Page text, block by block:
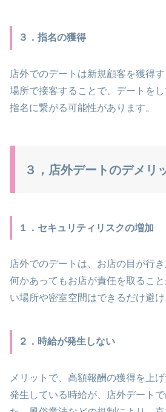
３．指名の獲得
店外でのデートは新規顧客を獲得
場所で接客することで、デートをし
指名に繋がる可能性があります。
３，店外デートのデメリ
１．セキュリティリスクの増加
店外でのデートは、お店の目が行
何かあってもお店が責任を取るこ
い場所や密室空間はできるだけ避け
２．時給が発生しない
メリットで、高額報酬の獲得を上
発生している時給が、店外デート